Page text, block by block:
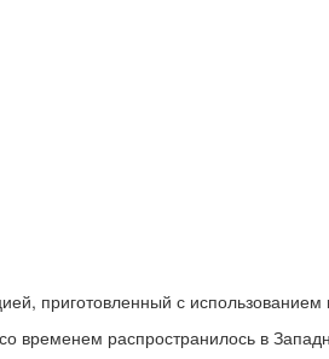
приготовленный с
временем распространилось в